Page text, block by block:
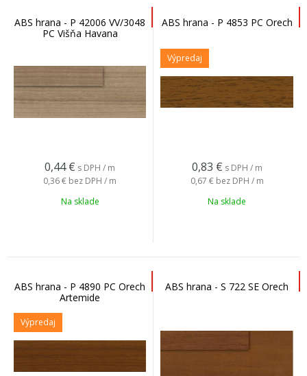
ABS hrana - P 42006 VV/3048
PC Višňa Havana
0,44 € s DPH / m
0,36 € bez DPH / m
Na sklade
ABS hrana - P 4853 PC Orech
Výpredaj
0,83 € s DPH / m
0,67 € bez DPH / m
Na sklade
ABS hrana - P 4890 PC Orech
Artemide
Výpredaj
ABS hrana - S 722 SE Orech